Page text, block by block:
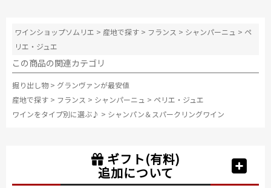
ワインショップソムリエ > 産地で探す > フランス > シャンパーニュ > ペ
リエ・ジュエ
この商品の関連カテゴリ
掘り出し物 > グランヴァンが最安値
産地で探す > フランス > シャンパーニュ > ペリエ・ジュエ
ワインをタイプ別に選ぶ♪ > シャンパン＆スパークリングワイン
ギフト(有料)
追加について